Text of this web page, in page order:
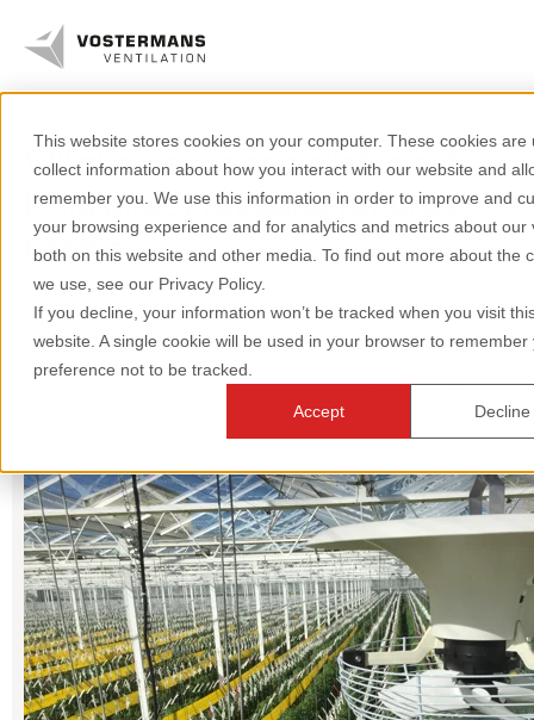
This website stores cookies on your computer. These cookies are
collect information about how you interact with our website and
remember you. We use this information in order to improve and
your browsing experience and for analytics and metrics about our
both on this website and other media. To find out more about the
we use, see our Privacy Policy.
If you decline, your information won’t be tracked when you visit
website. A single cookie will be used in your browser to remember
preference not to be tracked.
Accept Decline
Ventilatoren
Agrarische oplossingen
Industriële oplossingen
Kennis
+31 (0)77 389 32 32
ventilation@vostermans.com
Product selector
Vostermans Companies
Contact
Wij zijn 'your specialist in air'.
Krijg direct toegang tot onze
kennis.
Pluimvee
Varkens Alle onderwerpen